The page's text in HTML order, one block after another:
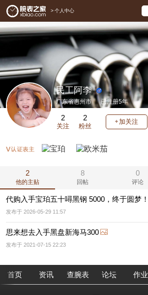
> 个人中心
民工阿李
广东省惠州市 已注册5年
2
关注
2
粉丝
加关注
2
他的主贴
8
回帖
0
评论
代购入手宝珀五十噚黑钢 5000，终于圆梦！
发布于 2026-05-29 11:57
思来想去入手黑盘新海马300
发布于 2021-07-15 22:23
首页 资讯 查腕表 论坛 作业